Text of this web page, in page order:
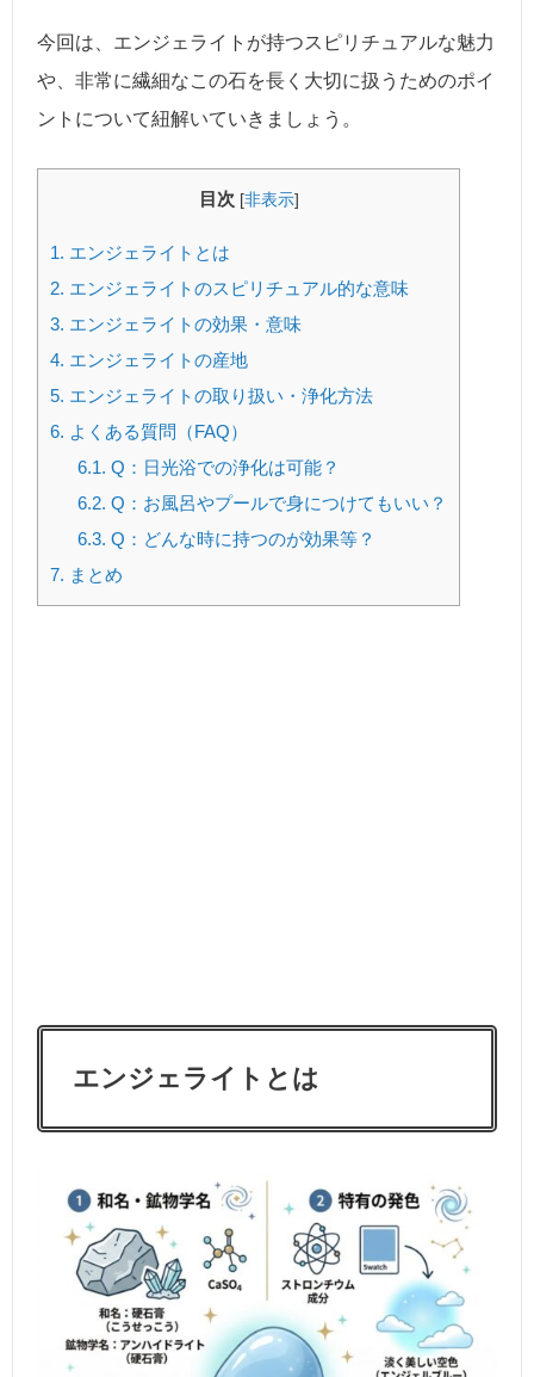
今回は、エンジェライトが持つスピリチュアルな魅力
や、非常に繊細なこの石を長く大切に扱うためのポイ
ントについて紐解いていきましょう。
目次 [非表示]
1. エンジェライトとは
2. エンジェライトのスピリチュアル的な意味
3. エンジェライトの効果・意味
4. エンジェライトの産地
5. エンジェライトの取り扱い・浄化方法
6. よくある質問（FAQ）
6.1. Q：日光浴での浄化は可能？
6.2. Q：お風呂やプールで身につけてもいい？
6.3. Q：どんな時に持つのが効果等？
7. まとめ
エンジェライトとは